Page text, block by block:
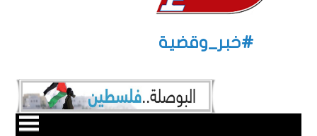
#خبر_وقضية